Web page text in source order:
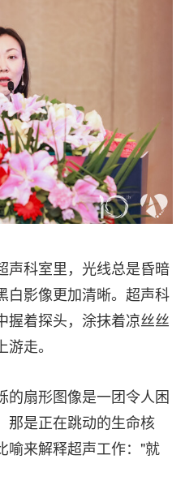
声科室里，光线总是昏暗
影像更加清晰。 超声科
握着探头，涂抹着凉丝丝
走。
的扇形图像是一团令人困
那是正在跳动的生命核
喻来解释超声工作："就